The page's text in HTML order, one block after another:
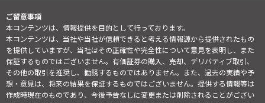
ご留意事項
本コンテンツは、情報提供を目的として行っております。
本コンテンツは、当社や当社が信頼できると考える情報源から提供されたもの
を提供していますが、当社はその正確性や完全性について意見を表明し、また
保証するものではございません。有価証券の購入、売却、デリバティブ取引、
その他の取引を推奨し、勧誘するものではありません。また、過去の実績や予
想・意見は、将来の結果を保証するものではございません。提供する情報等は
作成時現在のものであり、今後予告なしに変更または削除されることがござい